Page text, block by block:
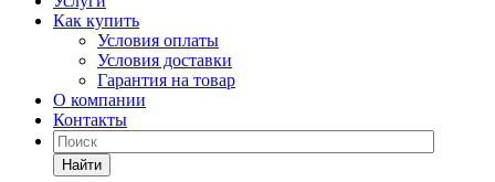
Как купить
Условия оплаты
Условия доставки
Гарантия на товар
О компании
Контакты
Найти